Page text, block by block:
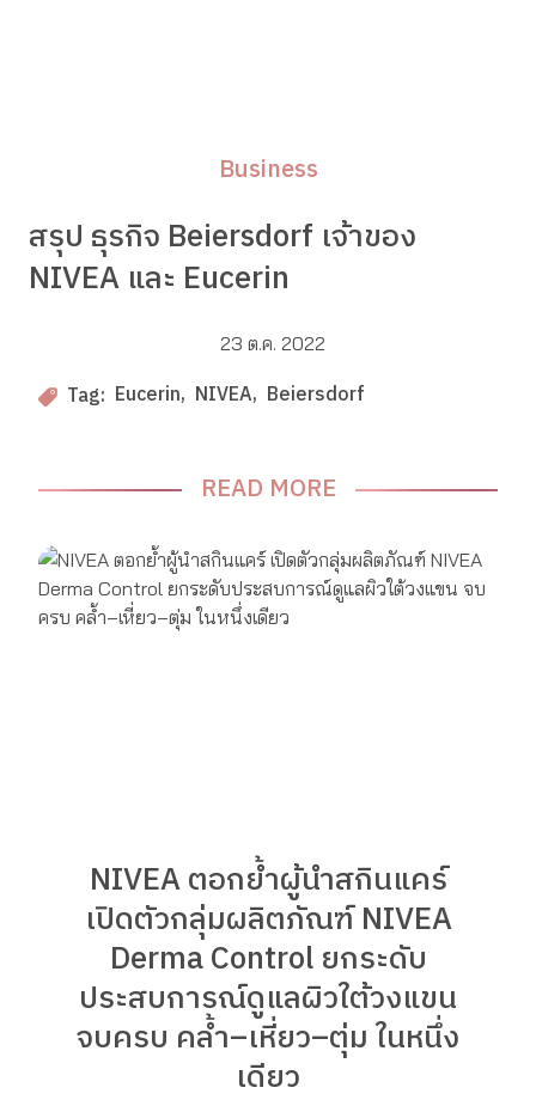
Business
สรุป ธุรกิจ Beiersdorf เจ้าของ
NIVEA และ Eucerin
23 ต.ค. 2022
Tag: Eucerin NIVEA Beiersdorf
READ MORE
NIVEA ตอกย้ำผู้นำสกินแคร์
เปิดตัวกลุ่มผลิตภัณฑ์ NIVEA
Derma Control ยกระดับ
ประสบการณ์ดูแลผิวใต้วงแขน
จบครบ คล้ำ–เหี่ยว–ตุ่ม ในหนึ่ง
เดียว